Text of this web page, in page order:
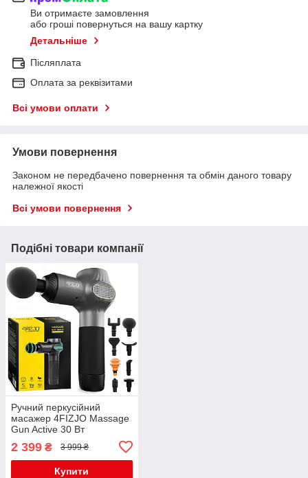
Ви отримаєте замовлення
або гроші повернуться на вашу картку
Детальніше
Післяплата
Оплата за реквізитами
Всі умови оплати
Умови повернення
Законом не передбачено повернення та обмін даного товару
належної якості
Всі умови повернення
Подібні товари компанії
Ручний перкусійний
масажер 4FIZJO Massage
Gun Active 30 Вт
5907739319937)
2 399 ₴ 3 999 ₴
Купити